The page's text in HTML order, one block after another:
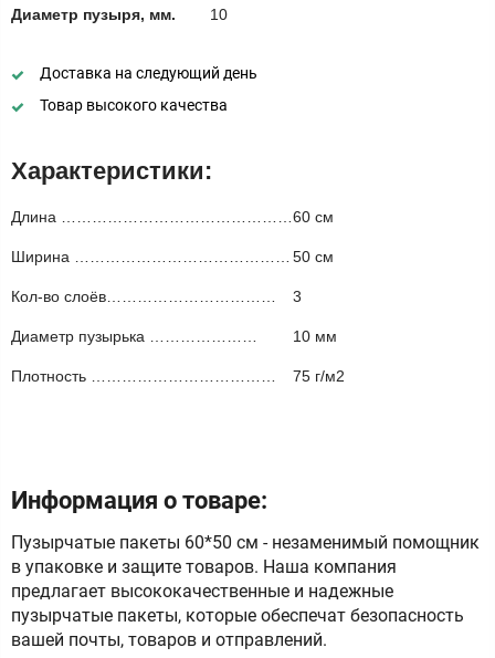
Диаметр пузыря, мм.
10
Доставка на следующий день
Товар высокого качества
Характеристики:
Длина ………………………………………60 см
Ширина …………………………………… 50 см
Кол-во слоёв…………………………… 3
Диаметр пузырька ………………… 10 мм
Плотность ……………………………… 75 г/м2
Информация о товаре:
Пузырчатые пакеты 60*50 см - незаменимый помощник
в упаковке и защите товаров. Наша компания
предлагает высококачественные и надежные
пузырчатые пакеты, которые обеспечат безопасность
вашей почты, товаров и отправлений.